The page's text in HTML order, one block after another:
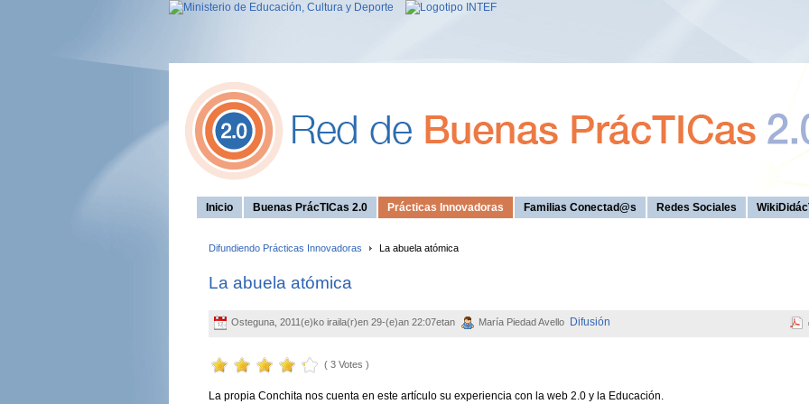
Inicio Buenas PrácTICas 2.0 Prácticas Innovadoras Familias Conectad@s Redes Sociales
Difundiendo Prácticas Innovadoras La abuela atómica
La abuela atómica
Osteguna, 2011(e)ko iraila(r)en 29-(e)an 22:07etan María Piedad Avello Difusión
( 3 Votes )
La propia Conchita nos cuenta en este artículo su experiencia con la web 2.0 y la Educación.